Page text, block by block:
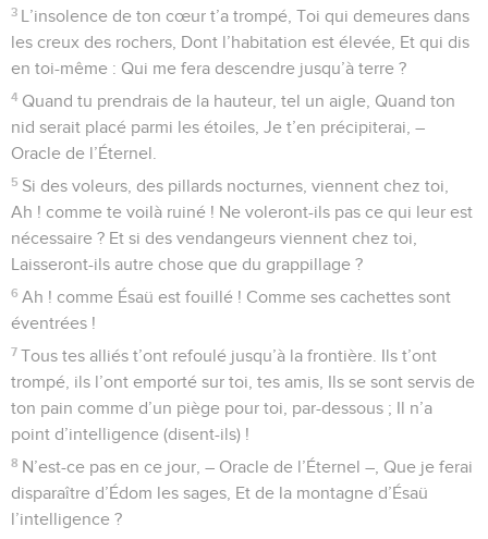
3 L’insolence de ton cœur t’a trompé, Toi qui demeures dans
les creux des rochers, Dont l’habitation est élevée, Et qui dis
en toi-même : Qui me fera descendre jusqu’à terre ?
4 Quand tu prendrais de la hauteur, tel un aigle, Quand ton
nid serait placé parmi les étoiles, Je t’en précipiterai, –
Oracle de l’Éternel.
5 Si des voleurs, des pillards nocturnes, viennent chez toi,
Ah ! comme te voilà ruiné ! Ne voleront-ils pas ce qui leur est
nécessaire ? Et si des vendangeurs viennent chez toi,
Laisseront-ils autre chose que du grappillage ?
6 Ah ! comme Ésaü est fouillé ! Comme ses cachettes sont
éventrées !
7 Tous tes alliés t’ont refoulé jusqu’à la frontière. Ils t’ont
trompé, ils l’ont emporté sur toi, tes amis, Ils se sont servis de
ton pain comme d’un piège pour toi, par-dessous ; Il n’a
point d’intelligence (disent-ils) !
8 N’est-ce pas en ce jour, – Oracle de l’Éternel –, Que je ferai
disparaître d’Édom les sages, Et de la montagne d’Ésaü
l’intelligence ?